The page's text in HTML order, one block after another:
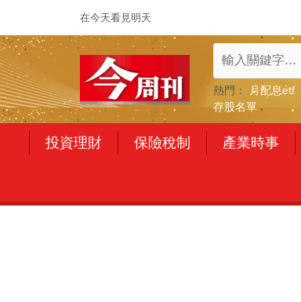
在今天看見明天
熱門： 月配息etf
存股名單
投資理財 保險稅制 產業時事